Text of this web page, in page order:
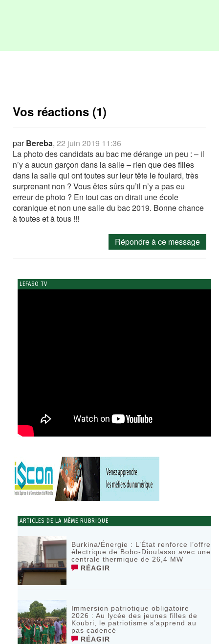
Vos réactions (1)
parBereba,22 juin 2019 11:36
La photo des candidats au bac me dérange un peu : – il
n’y a aucun garçon dans la salle – rien que des filles
dans la salle qui ont toutes sur leur tête le foulard, très
surprenant non ? Vous êtes sûrs qu’il n’y a pas eu
erreur de photo ? En tout cas on dirait une école
coranique et non une salle du bac 2019. Bonne chance
à toutes et à tous !!!
Répondre à ce message
LEFASO TV
ARTICLES DE LA MÊME RUBRIQUE
Burkina/Énergie : L’État renforce l’offre
électrique de Bobo-Dioulasso avec une
centrale thermique de 26,4 MW
RÉAGIR
Immersion patriotique obligatoire
2026 : Au lycée des jeunes filles de
Koubri, le patriotisme s’apprend au
pas cadencé
RÉAGIR